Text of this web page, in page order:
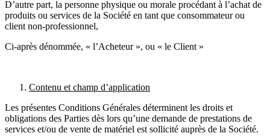
D’autre part, la personne physique ou morale procédant à l’achat de
produits ou services de la Société en tant que consommateur ou
client non-professionnel,
Ci-après dénommée, « l’Acheteur », ou « le Client »
Contenu et champ d’application
Les présentes Conditions Générales déterminent les droits et
obligations des Parties dès lors qu’une demande de prestations de
services et/ou de vente de matériel est sollicité auprès de la Société.